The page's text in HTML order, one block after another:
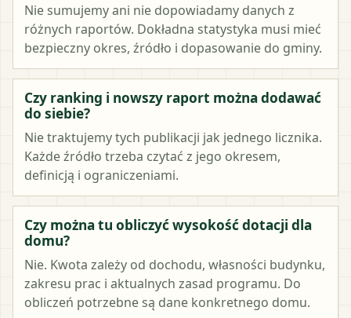
Nie sumujemy ani nie dopowiadamy danych z
różnych raportów. Dokładna statystyka musi mieć
bezpieczny okres, źródło i dopasowanie do gminy.
Czy ranking i nowszy raport można dodawać
do siebie?
Nie traktujemy tych publikacji jak jednego licznika.
Każde źródło trzeba czytać z jego okresem,
definicją i ograniczeniami.
Czy można tu obliczyć wysokość dotacji dla
domu?
Nie. Kwota zależy od dochodu, własności budynku,
zakresu prac i aktualnych zasad programu. Do
obliczeń potrzebne są dane konkretnego domu.